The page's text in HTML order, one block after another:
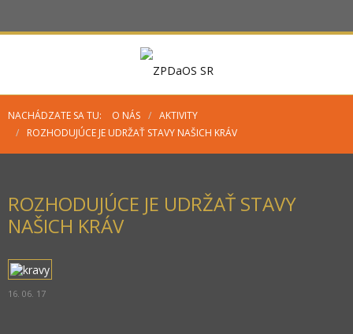
NACHÁDZATE SA TU: O NÁS / AKTIVITY
/
ROZHODUJÚCE JE UDRŽAŤ STAVY NAŠICH KRÁV
ROZHODUJÚCE JE UDRŽAŤ STAVY
NAŠICH KRÁV
16. 06. 17